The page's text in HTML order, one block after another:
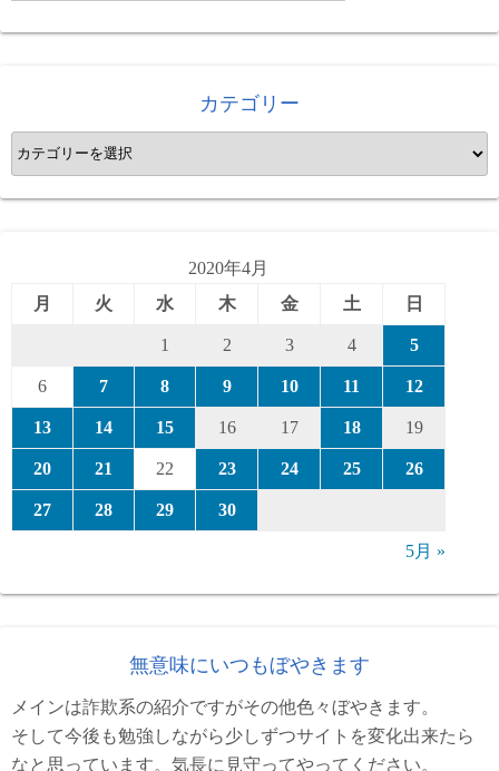
カテゴリー
カ
テ
ゴ
2020年4月
月
火 水 木 金 土 日
1 2 3 4 5
6 7 8 9 10 11 12
13 14 15 16 17 18 19
20 21 22 23 24 25 26
27 28 29 30
5月 »
無意味にいつもぼやきます
メインは詐欺系の紹介ですがその他色々ぼやきます。
そして今後も勉強しながら少しずつサイトを変化出来たら
なと思っています。気長に見守ってやってください。